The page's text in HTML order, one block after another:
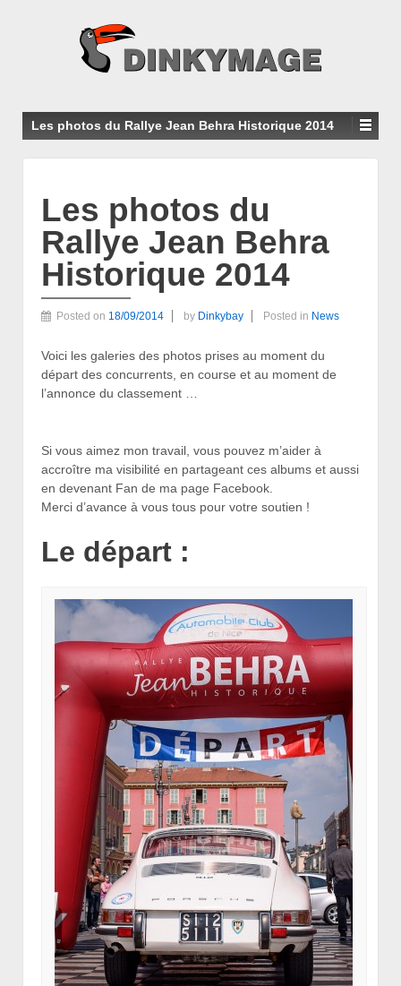
Les photos du Rallye Jean Behra Historique 2014
Les photos du
Rallye Jean Behra
Historique 2014
Posted on 18/09/2014 by Dinkybay Posted in News
Voici les galeries des photos prises au moment du
départ des concurrents, en course et au moment de
l’annonce du classement …
Si vous aimez mon travail, vous pouvez m’aider à
accroître ma visibilité en partageant ces albums et aussi
en devenant Fan de ma page Facebook.
Merci d’avance à vous tous pour votre soutien !
Le départ :